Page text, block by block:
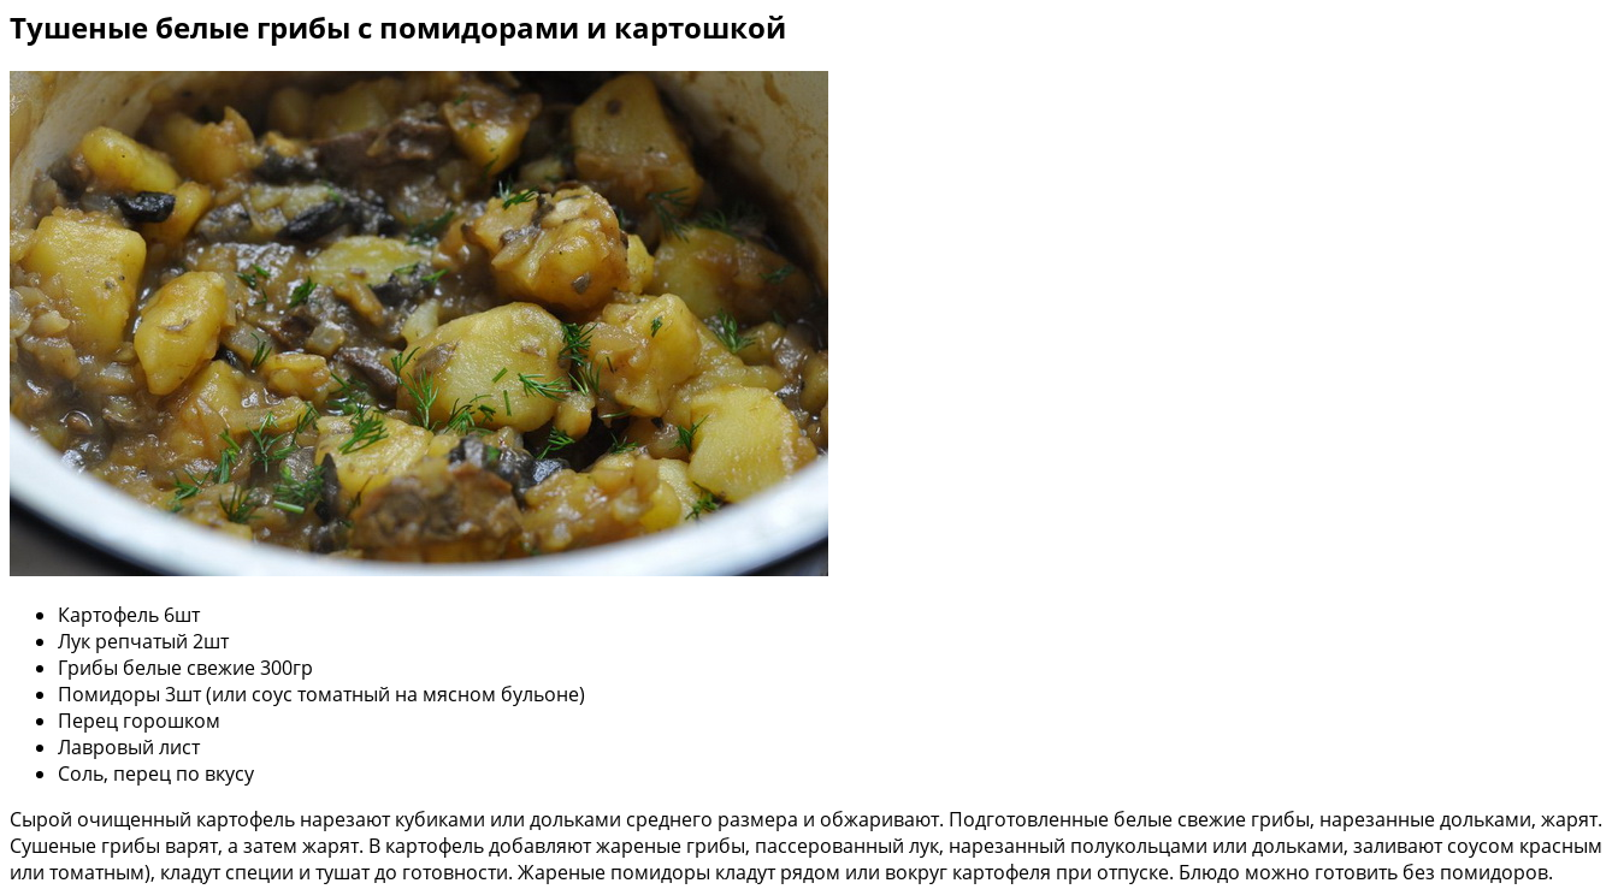
Тушеные белые грибы с помидорами и картошкой
Картофель 6шт
Лук репчатый 2шт
Грибы белые свежие 300гр
Помидоры 3шт (или соус томатный на мясном бульоне)
Перец горошком
Лавровый лист
Соль, перец по вкусу
Сырой очищенный картофель нарезают кубиками или дольками среднего размера и обжаривают. Подготовленные белые свежие грибы, нарезанные дольками, жарят.
Сушеные грибы варят, а затем жарят. В картофель добавляют жареные грибы, пассерованный лук, нарезанный полукольцами или дольками, заливают соусом красным
или томатным), кладут специи и тушат до готовности. Жареные помидоры кладут рядом или вокруг картофеля при отпуске. Блюдо можно готовить без помидоров.